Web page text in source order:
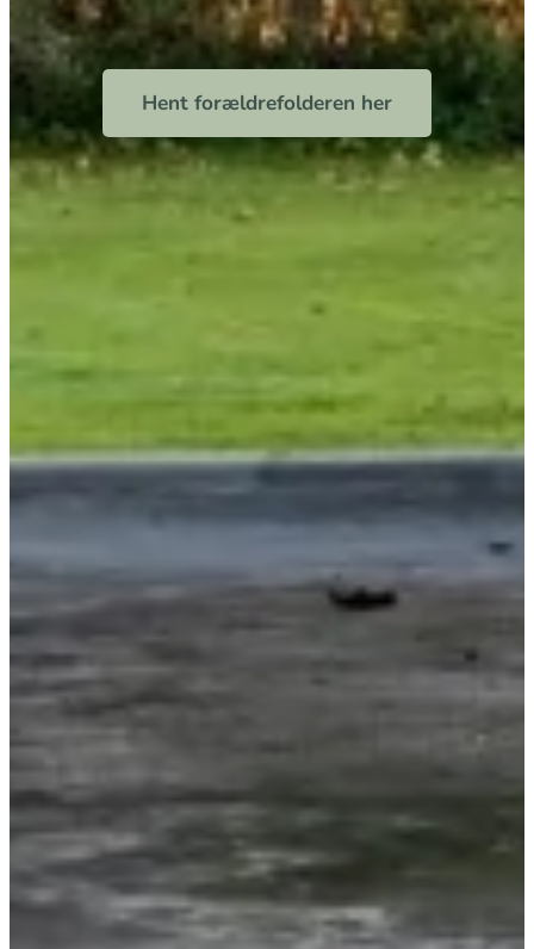
Hent forældrefolderen her